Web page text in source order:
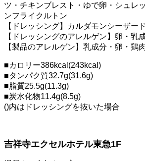
ツ・チキンブレスト・ゆで卵・シュレ
ンフライクルトン
【ドレッシング】カルダモンシーザー
【ドレッシングのアレルゲン】卵・乳
【製品のアレルゲン】乳成分・卵・鶏
■カロリー386kcal(243kcal)
■タンパク質32.7g(31.6g)
■脂質25.5g(11.3g)
■炭水化物11.4g(8.5g)
()内はドレッシングを抜いた場合
吉祥寺エクセルホテル東急1F